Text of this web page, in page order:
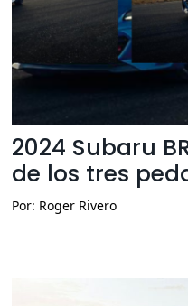
2024 Subaru
de los tres
Por: Roger Rivero